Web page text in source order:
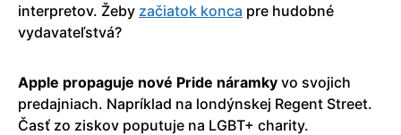
interpretov. Žeby začiatok konca pre hudobné
vydavateľstvá?
Apple propaguje nové Pride náramky vo svojich
predajniach. Napríklad na londýnskej Regent Street.
Časť zo ziskov poputuje na LGBT+ charity.